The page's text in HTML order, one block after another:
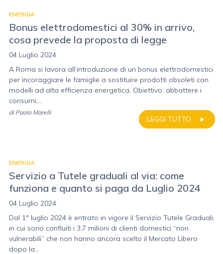
ENERGIA
Bonus elettrodomestici al 30% in arrivo,
cosa prevede la proposta di legge
04 Luglio 2024
A Roma si lavora all’introduzione di un bonus elettrodomestici
per incoraggiare le famiglie a sostituire prodotti obsoleti con
modelli ad alta efficienza energetica. Obiettivo: abbattere i
consumi,...
LEGGI TUTTO
di Paolo Marelli
ENERGIA
Servizio a Tutele graduali al via: come
funziona e quanto si paga da Luglio 2024
04 Luglio 2024
Dal 1° luglio 2024 è entrato in vigore il Servizio Tutele Graduali,
in cui sono confluiti i 3,7 milioni di clienti domestici “non
vulnerabili” che non hanno ancora scelto il Mercato Libero
dopo la...